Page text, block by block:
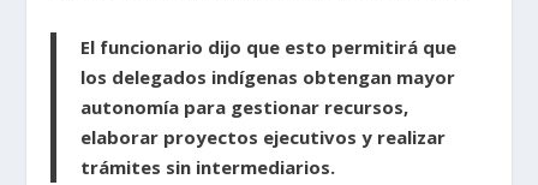
El funcionario dijo que esto permitirá que
los delegados indígenas obtengan mayor
autonomía para gestionar recursos,
elaborar proyectos ejecutivos y realizar
trámites sin intermediarios.